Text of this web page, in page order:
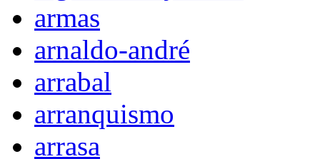
armas
arnaldo-andré
arrabal
arranquismo
arrasa